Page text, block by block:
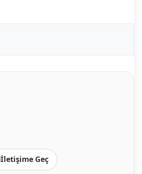
İletişime Geç